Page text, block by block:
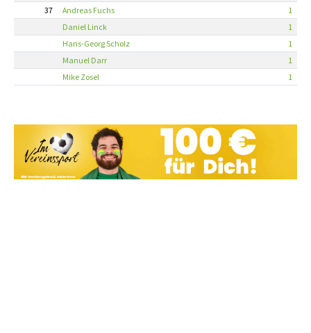
37
Andreas Fuchs
1
Daniel Linck
1
Hans-Georg Scholz
1
Manuel Darr
1
Mike Zosel
1